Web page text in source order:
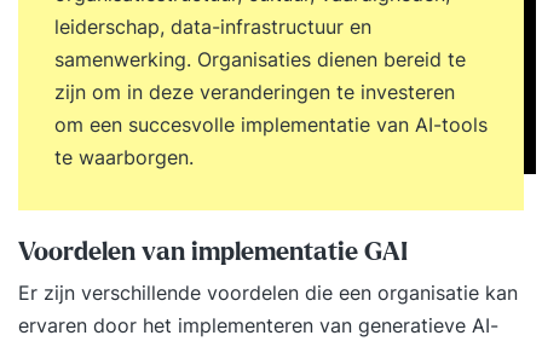
leiderschap, data-infrastructuur en
samenwerking. Organisaties dienen bereid te
zijn om in deze veranderingen te investeren
om een succesvolle implementatie van AI-tools
te waarborgen.
Voordelen van implementatie GAI
Er zijn verschillende voordelen die een organisatie kan
ervaren door het implementeren van generatieve AI-